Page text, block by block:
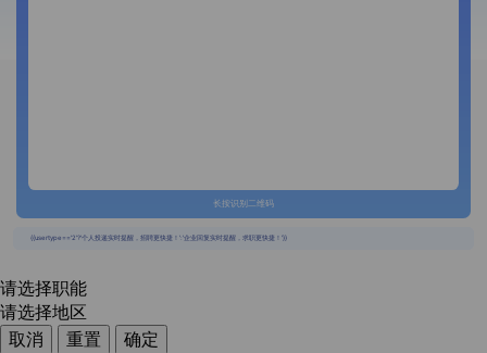
长按识别二维码
{{usertype=='2'?'个人投递实时提醒，招聘更快捷！':'企业回复实时提醒，求职更快捷！'}}
请选择职能
请选择地区
取消
重置
确定